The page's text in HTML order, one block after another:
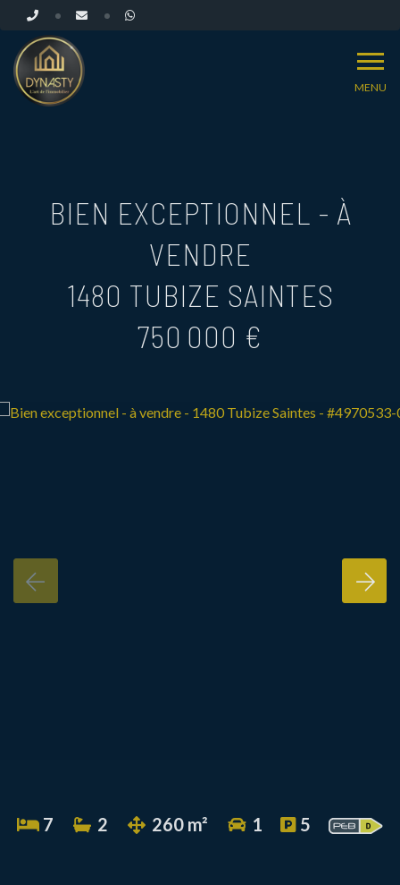
MENU
BIEN EXCEPTIONNEL - À
VENDRE
1480 TUBIZE SAINTES
750 000 €
7 2 260 m² 1 5